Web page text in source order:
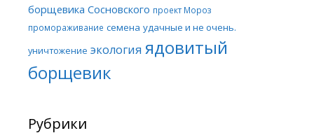
борщевика Сосновского проект Мороз
промораживание семена удачные и не очень.
уничтожение экология ядовитый
борщевик
Рубрики